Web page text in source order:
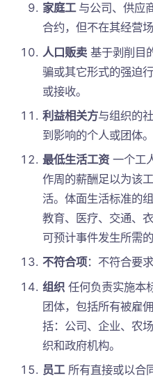
家庭工 与公司、供应
合约，但不在其经营
人口贩卖基于剥削目
骗或其它形式的强迫
或接收。
利益相关方与组织的
到影响的个人或团体。
最低生活工资一个工
作周的薪酬足以为该
活。体面生活标准的
教育、医疗、交通、
可预计事件发生所需的
不符合项：不符合要求
组织任何负责实施本
团体，包括所有被雇
括：公司、企业、农
织和政府机构。
员工所有直接或以合